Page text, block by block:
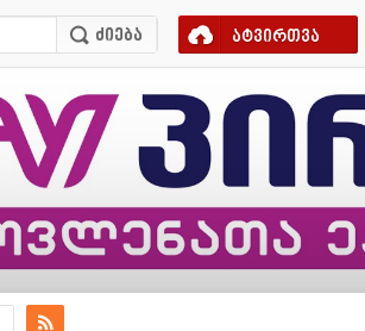
ატვირთვა